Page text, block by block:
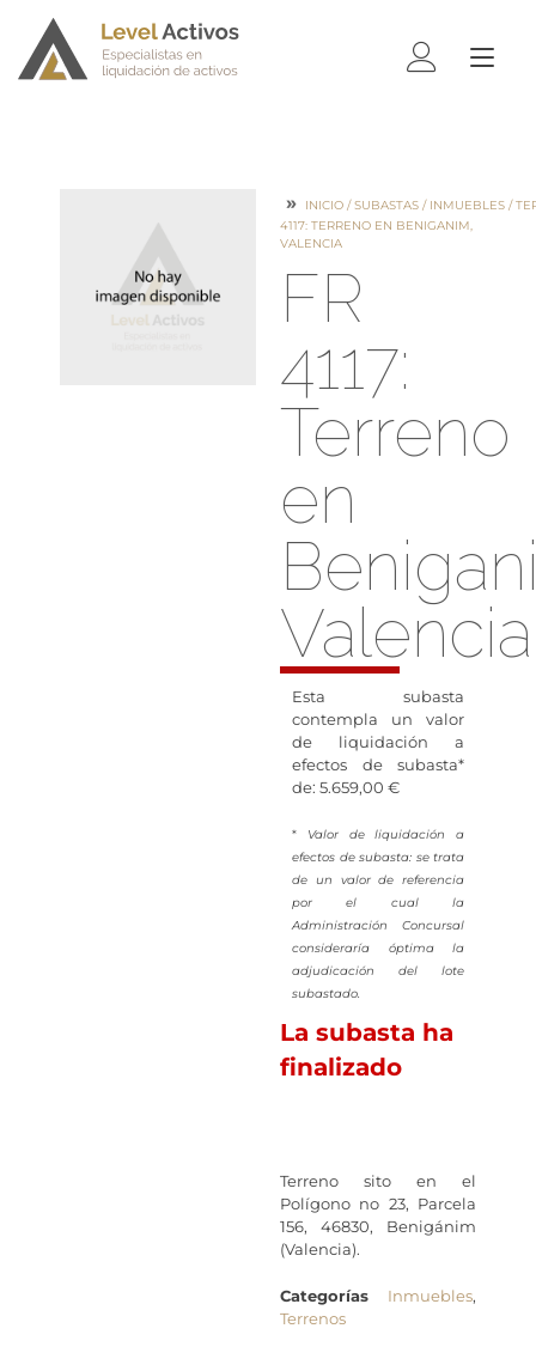
INICIO /SUBASTAS / INMUEBLES /
4117: TERRENO EN BENIGANIM,
VALENCIA
FR
4117:
Terreno
en
Valencia
Esta subasta
contempla un valor
de liquidación a
efectos de subasta*
de: 5.659,00 €
* Valor de liquidación a
efectos de subasta: se trata
de un valor de referencia
por el cual la
Administración Concursal
consideraría óptima la
adjudicación del lote
subastado.
La subasta ha
finalizado
Terreno sito en el
Polígono no 23, Parcela
156, 46830, Benigánim
(Valencia).
Categorías Inmuebles,
Terrenos